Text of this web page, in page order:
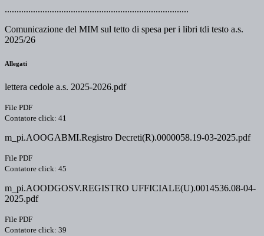
..............................................................................
Comunicazione del MIM sul tetto di spesa per i libri tdi testo a.s.
2025/26
Allegati
lettera cedole a.s. 2025-2026.pdf
File PDF
Contatore click: 41
m_pi.AOOGABMI.Registro Decreti(R).0000058.19-03-2025.pdf
File PDF
Contatore click: 45
m_pi.AOODGOSV.REGISTRO UFFICIALE(U).0014536.08-04-
2025.pdf
File PDF
Contatore click: 39